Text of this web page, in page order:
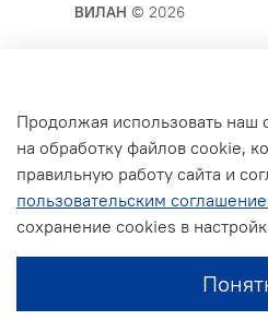
ВИЛАН © 2026
Публичная оферта
Согласие на обработку
сайта
Политика
Условия обмена и возврата
Продолжая использовать наш
на обработку файлов cookie,
правильную работу сайта и
пользовательским
сохранение cookies в